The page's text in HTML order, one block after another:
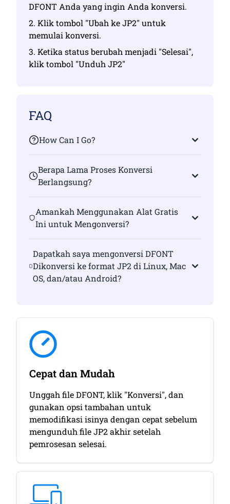
DFONT Anda yang ingin Anda konversi.
2. Klik tombol "Ubah ke JP2" untuk
memulai konversi.
3. Ketika status berubah menjadi "Selesai",
klik tombol "Unduh JP2"
FAQ
How Can I Go?
Berapa Lama Proses Konversi
Berlangsung?
Amankah Menggunakan Alat Gratis
Ini untuk Mengonversi?
Dapatkah saya mengonversi DFONT
Dikonversi ke format JP2 di Linux, Mac
OS, dan/atau Android?
Cepat dan Mudah
Unggah file DFONT, klik "Konversi", dan
gunakan opsi tambahan untuk
memodifikasi isinya dengan cepat sebelum
mengunduh file JP2 akhir setelah
pemrosesan selesai.